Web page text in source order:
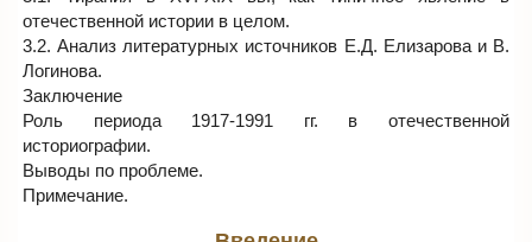
отечественной истории в целом.
3.2. Анализ литературных источников Е.Д. Елизарова и В.
Логинова.
Заключение
Роль периода 1917-1991 гг. в отечественной
историографии.
Выводы по проблеме.
Примечание.